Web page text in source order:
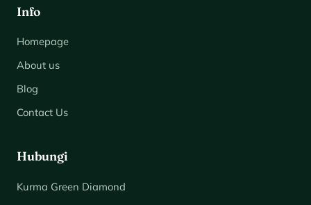
Info
Homepage
About us
Blog
Contact Us
Hubungi
Kurma Green Diamond